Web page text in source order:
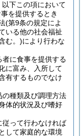
下この項において
を提供するとき
(第9条の規定によ
いる他の社会福祉
む。)により行わな
に食事を提供する
に富み、入所して
有するものでなけ
種類及び調理方法
体的状況及び嗜好
って行わなければ
して家庭的な環境